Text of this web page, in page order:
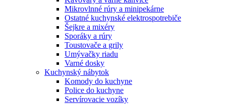
Mikrovlnné rúry a minipekárne
Ostatné kuchynské elektrospotrebiče
Šejkre a mixéry
Sporáky a rúry
Toustovače a grily
Umývačky riadu
Varné dosky
Kuchynský nábytok
Komody do kuchyne
Police do kuchyne
Servírovacie vozíky